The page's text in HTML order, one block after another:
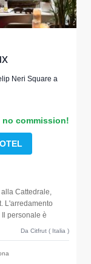
Neri Square a
no commission!
Cattedrale,
L'arredamento
personale è
Da Citfrut ( Italia )